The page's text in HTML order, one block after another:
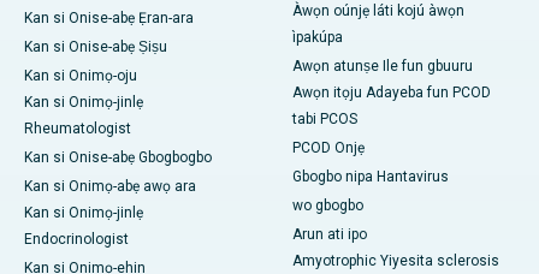
Kan si Onise-abẹ Ẹran-ara
Kan si Onise-abẹ Ṣiṣu
Kan si Onimọ-oju
Kan si Onimọ-jinlẹ
Rheumatologist
Kan si Onise-abẹ Gbogbogbo
Kan si Onimọ-abẹ awọ ara
Kan si Onimọ-jinlẹ
Endocrinologist
Kan si Onimọ-ehin
Àwọn oúnjẹ láti kojú àwọn
ìpakúpa
Awọn atunṣe Ile fun gbuuru
Awọn itọju Adayeba fun PCOD
tabi PCOS
PCOD Onjẹ
Gbogbo nipa Hantavirus
wo gbogbo
Arun ati ipo
Amyotrophic Yiyesita sclerosis